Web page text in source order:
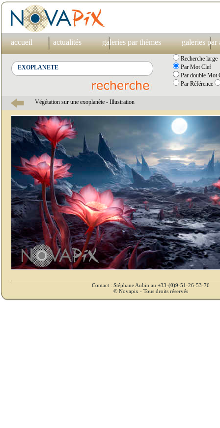
accueil actualités galeries par thèmes galeries par
Recherche large
Par Mot Clef
Par double Mot
Par Référence
Végétation sur une exoplanète - Illustration
Contact : Stéphane Aubin au +33-(0)9-51-26-53-76
© Novapix - Tous droits réservés